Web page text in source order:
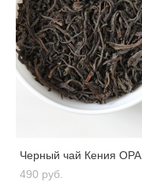
Черный чай Кения OPA
490 pуб.